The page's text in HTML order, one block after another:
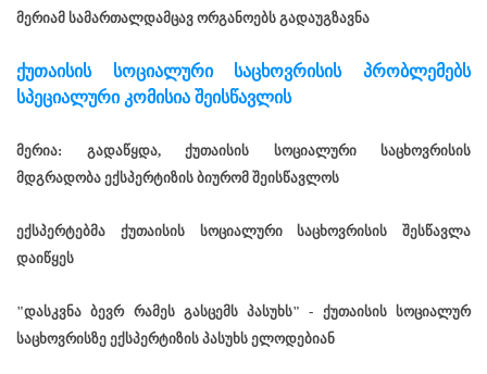
მერიამ სამართალდამცავ ორგანოებს გადაუგზავნა
ქუთაისის სოციალური საცხოვრისის პრობლემებს
სპეციალური კომისია შეისწავლის
მერია: გადაწყდა, ქუთაისის სოციალური საცხოვრისის
მდგრადობა ექსპერტიზის ბიურომ შეისწავლოს
ექსპერტებმა ქუთაისის სოციალური საცხოვრისის შესწავლა
დაიწყეს
"დასკვნა ბევრ რამეს გასცემს პასუხს" - ქუთაისის სოციალურ
საცხოვრისზე ექსპერტიზის პასუხს ელოდებიან